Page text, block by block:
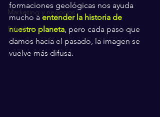
Marketing y negocios
Salud
formaciones geológicas nos ayuda
mucho a entender la historia de
nuestro planeta, pero cada paso que
damos hacia el pasado, la imagen se
vuelve más difusa.